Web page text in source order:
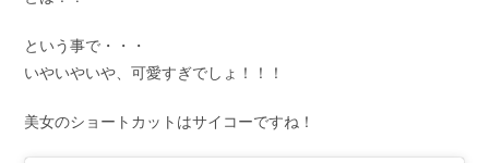
という事で・・・
いやいやいや、可愛すぎでしょ！！！
美女のショートカットはサイコーですね！